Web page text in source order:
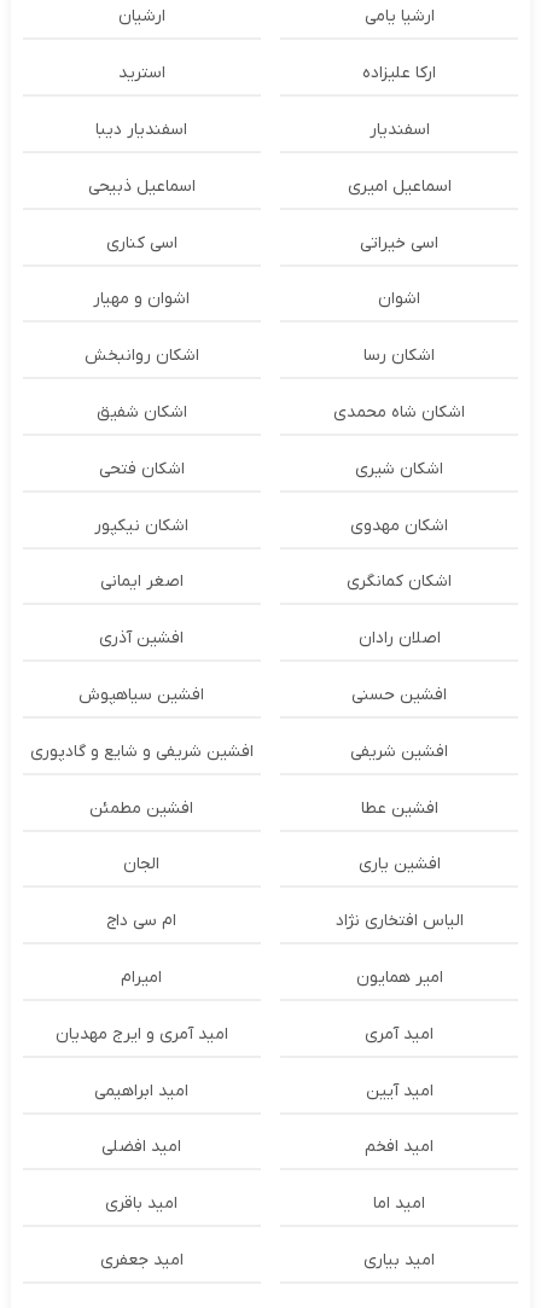
ارشیا یامی ارشیان
ارکا علیزاده استرید
اسفندیار اسفندیار دیبا
اسماعیل امیری اسماعیل ذبیحی
اسی خیراتی اسی کناری
اشوان اشوان و مهیار
اشکان رسا اشکان روانبخش
اشکان شاه محمدی اشکان شفیق
اشکان شیری اشکان فتحی
اشکان مهدوی اشکان نیکپور
اشکان‌ کمانگری اصغر ایمانی
اصلان رادان افشین آذری
افشین حسنی افشین سیاهپوش
افشین شریفی افشین شریفی و شایع و گادپوری
افشین عطا افشین مطمئن
افشین یاری الجان
الیاس افتخاری نژاد ام سی داج
امير همايون اميرام
امید آمری امید آمری و ایرج مهدیان
امید آیین امید ابراهیمی
امید افخم امید افضلی
امید اما امید باقری
امید بیاری امید جعفری